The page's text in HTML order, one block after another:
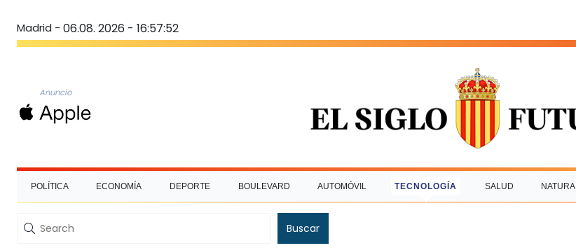
Madrid - 06.08. 2026 - 16:57:53
Anuncio
POLÍTICA ECONOMÍA DEPORTE BOULEVARD AUTOMÓVIL TECNOLOGÍA SALUD NATURA
Buscar